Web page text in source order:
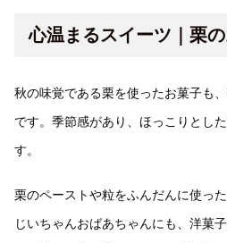
心温まるスイーツ｜栗
秋の味覚である栗を使ったお菓子も
です。季節感があり、ほっこりとし
す。
栗のペーストや粒をふんだんに使っ
じいちゃんおばあちゃんにも、洋菓